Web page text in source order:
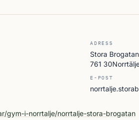
ADRESS
Stora
761
E-POST
gym-i-norrtalje/norrtalje-stora-brogatan